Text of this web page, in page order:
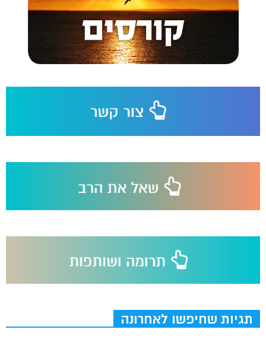
תגיות שחיפשו לאחרונה